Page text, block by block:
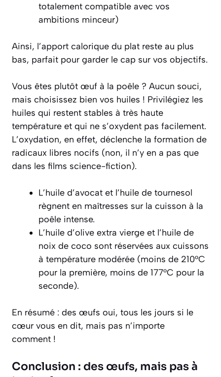
totalement compatible avec vos
ambitions minceur)
Ainsi, l’apport calorique du plat reste au plus
bas, parfait pour garder le cap sur vos objectifs.
Vous êtes plutôt œuf à la poêle ? Aucun souci,
mais choisissez bien vos huiles ! Privilégiez les
huiles qui restent stables à très haute
température et qui ne s’oxydent pas facilement.
L’oxydation, en effet, déclenche la formation de
radicaux libres nocifs (non, il n’y en a pas que
dans les films science-fiction).
L’huile d’avocat et l’huile de tournesol
règnent en maîtresses sur la cuisson à la
poêle intense.
L’huile d’olive extra vierge et l’huile de
noix de coco sont réservées aux cuissons
à température modérée (moins de 210°C
pour la première, moins de 177°C pour la
seconde).
En résumé : des œufs oui, tous les jours si le
cœur vous en dit, mais pas n’importe
comment !
Conclusion : des œufs, mais pas à